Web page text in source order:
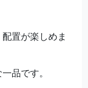
置が楽しめま
品です。